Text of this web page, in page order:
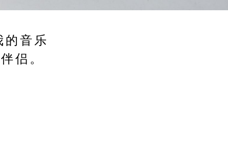
音乐
侣。